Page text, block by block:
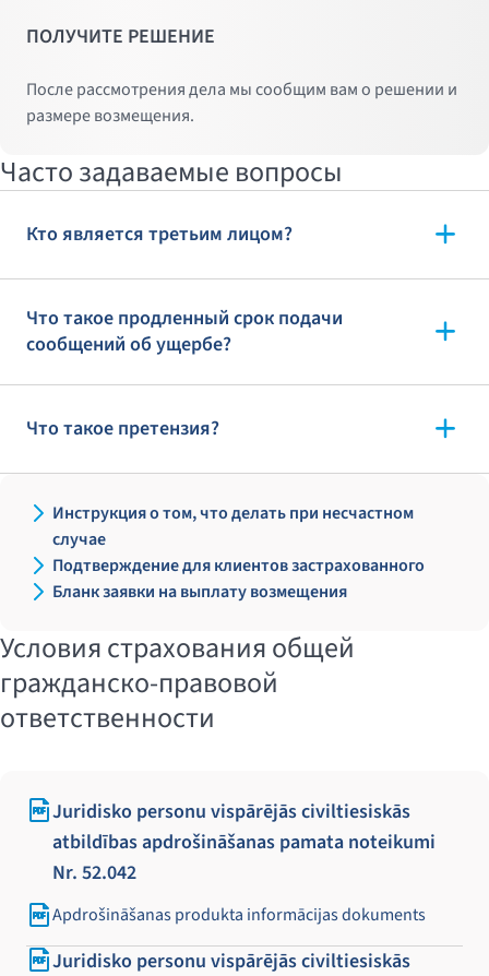
ПОЛУЧИТЕ РЕШЕНИЕ
После рассмотрения дела мы сообщим вам о решении и
размере возмещения.
Часто задаваемые вопросы
Кто является третьим лицом?
Что такое продленный срок подачи
сообщений об ущербе?
Что такое претензия?
Инструкция о том, что делать при несчастном
случае
Подтверждение для клиентов застрахованного
Бланк заявки на выплату возмещения
Условия страхования общей
гражданско-правовой
ответственности
Juridisko personu vispārējās civiltiesiskās
atbildības apdrošināšanas pamata noteikumi
Nr. 52.042
Apdrošināšanas produkta informācijas dokuments
Juridisko personu vispārējās civiltiesiskās